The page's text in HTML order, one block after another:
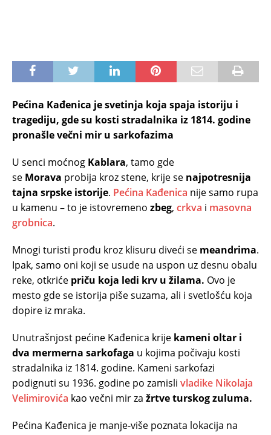
Pećina Kađenica je svetinja koja spaja istoriju i
tragediju, gde su kosti stradalnika iz 1814. godine
pronašle večni mir u sarkofazima
U senci moćnog Kablara, tamo gde
se Morava probija kroz stene, krije se najpotresnija
tajna srpske istorije. Pećina Kađenica nije samo rupa
u kamenu – to je istovremeno zbeg, crkva i masovna
grobnica.
Mnogi turisti prođu kroz klisuru diveći se meandrima.
Ipak, samo oni koji se usude na uspon uz desnu obalu
reke, otkriće priču koja ledi krv u žilama. Ovo je
mesto gde se istorija piše suzama, ali i svetlošću koja
dopire iz mraka.
Unutrašnjost pećine Kađenica krije kameni oltar i
dva mermerna sarkofaga u kojima počivaju kosti
stradalnika iz 1814. godine. Kameni sarkofazi
podignuti su 1936. godine po zamisli vladike Nikolaja
Velimirovića kao večni mir za žrtve turskog zuluma.
Pećina Kađenica je manje-više poznata lokacija na